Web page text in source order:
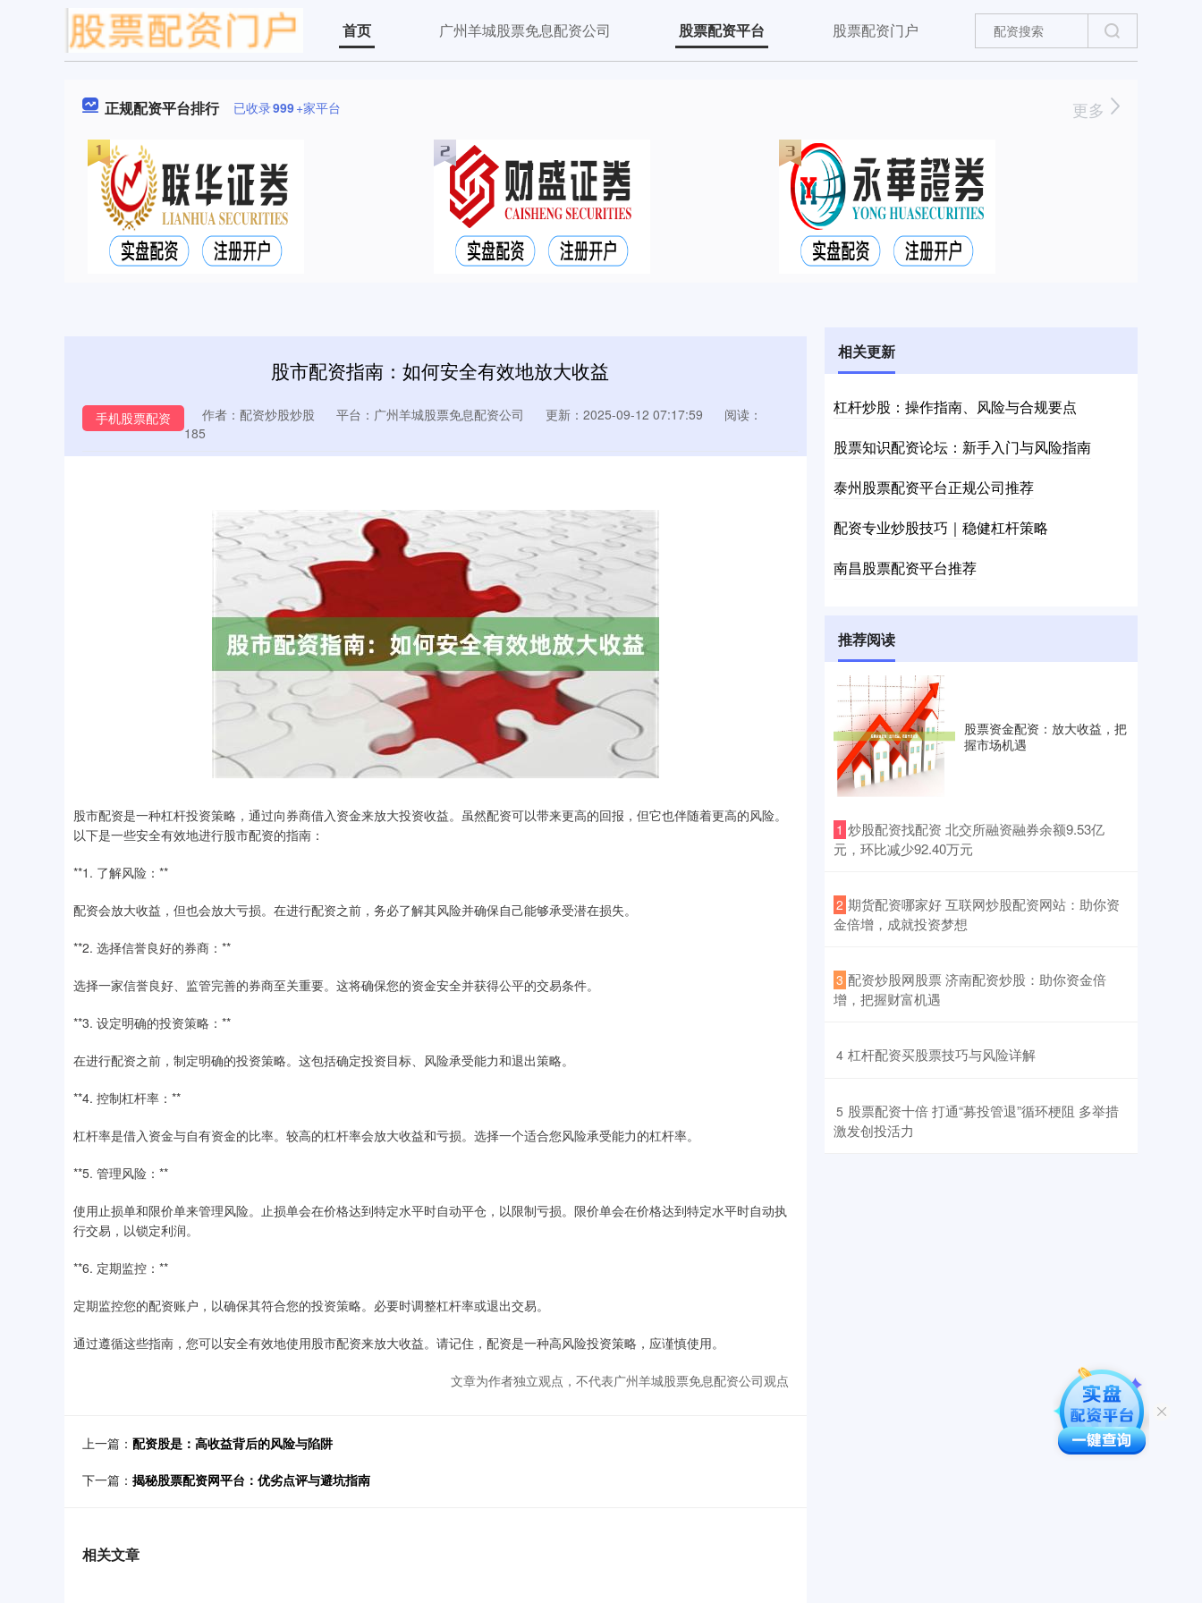
首页 广州羊城股票免息配资公司 股票配资平台 股票配资门户
正规配资平台排行 已收录999+家平台 更多
股市配资指南：如何安全有效地放大收益
手机股票配资 作者：配资炒股炒股 平台：广州羊城股票免息配资公司 更新：2025-09-12 07:17:59
阅读：
185
股市配资是一种杠杆投资策略，通过向券商借入资金来放大投资收益。虽然配资可以带来更高的回报，但它也伴随着更高的风险。
以下是一些安全有效地进行股市配资的指南：
**1. 了解风险：**
配资会放大收益，但也会放大亏损。在进行配资之前，务必了解其风险并确保自己能够承受潜在损失。
**2. 选择信誉良好的券商：**
选择一家信誉良好、监管完善的券商至关重要。这将确保您的资金安全并获得公平的交易条件。
**3. 设定明确的投资策略：**
在进行配资之前，制定明确的投资策略。这包括确定投资目标、风险承受能力和退出策略。
**4. 控制杠杆率：**
杠杆率是借入资金与自有资金的比率。较高的杠杆率会放大收益和亏损。选择一个适合您风险承受能力的杠杆率。
**5. 管理风险：**
使用止损单和限价单来管理风险。止损单会在价格达到特定水平时自动平仓，以限制亏损。限价单会在价格达到特定水平时自动执
行交易，以锁定利润。
**6. 定期监控：**
定期监控您的配资账户，以确保其符合您的投资策略。必要时调整杠杆率或退出交易。
通过遵循这些指南，您可以安全有效地使用股市配资来放大收益。请记住，配资是一种高风险投资策略，应谨慎使用。
文章为作者独立观点，不代表广州羊城股票免息配资公司观点
上一篇： 配资股是：高收益背后的风险与陷阱
下一篇： 揭秘股票配资网平台：优劣点评与避坑指南
相关文章
相关更新
杠杆炒股：操作指南、风险与合规要点
股票知识配资论坛：新手入门与风险指南
泰州股票配资平台正规公司推荐
配资专业炒股技巧｜稳健杠杆策略
南昌股票配资平台推荐
推荐阅读
股票资金配资：放大收益，把
握市场机遇
1 ​炒股配资找配资 北交所融资融券余额9.53亿
元，环比减少92.40万元
2 ​期货配资哪家好 互联网炒股配资网站：助你资
金倍增，成就投资梦想
3 ​配资炒股网股票 济南配资炒股：助你资金倍
增，把握财富机遇
4 ​杠杆配资买股票技巧与风险详解
5 ​股票配资十倍 打通“募投管退”循环梗阻 多举措
激发创投活力